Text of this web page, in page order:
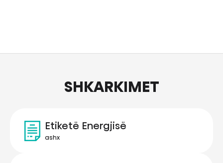
SHKARKIMET
Etiketë Energjisë
ashx